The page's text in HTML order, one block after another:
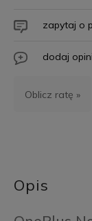
zapytaj o
dodaj
Oblicz ratę »
Opis